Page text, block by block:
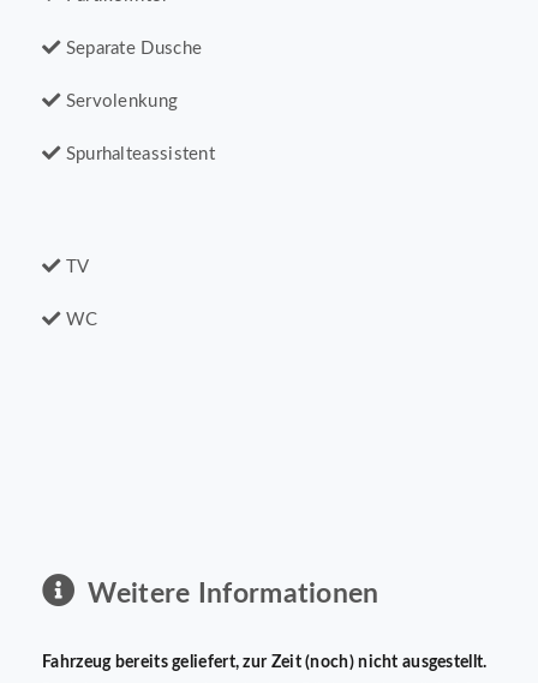
Separate Dusche
Servolenkung
Spurhalteassistent
TV
WC
Weitere Informationen
Fahrzeug bereits geliefert, zur Zeit (noch) nicht ausgestellt.